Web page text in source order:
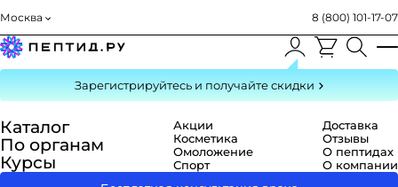
Москва 8 (800) 101-17-07
Зарегистрируйтесь и получайте скидки
Каталог
По органам
Курсы
Акции
Косметика
Омоложение
Спорт
Доставка
Отзывы
О пептидах
О компании